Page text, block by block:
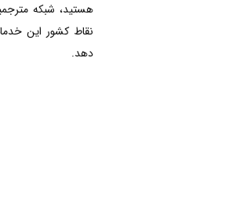
هستید، شبکه
نقاط کشور این
دهد.